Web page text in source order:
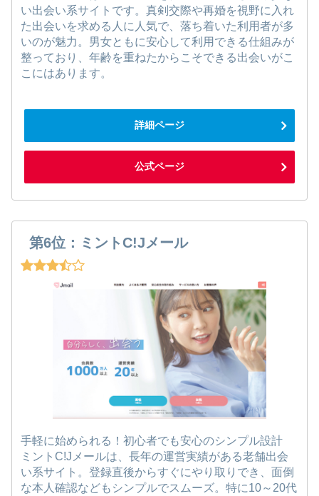
い出会い系サイトです。真剣交際や再婚を視野に入れ
た出会いを求める人に人気で、落ち着いた利用者が多
いのが魅力。男女ともに安心して利用できる仕組みが
整っており、年齢を重ねたからこそできる出会いがこ
こにはあります。
詳細ページ
公式ページ
第6位：ミントC!Jメール
手軽に始められる！初心者でも安心のシンプル設計
ミントC!Jメールは、長年の運営実績がある老舗出会
い系サイト。登録直後からすぐにやり取りでき、面倒
な本人確認などもシンプルでスムーズ。特に10～20代